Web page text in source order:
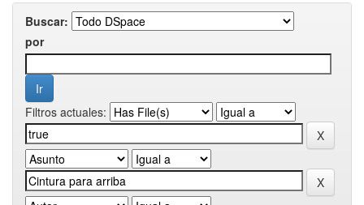
Buscar:
por
Filtros actuales: